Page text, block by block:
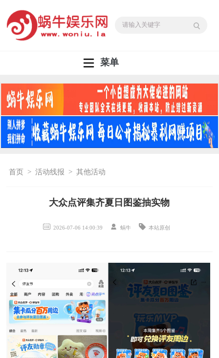
菜单
首页 >活动线报 >其他活动
大众点评集齐夏日图鉴抽实物
2026-07-06 14:00:39 蜗牛 本站原创